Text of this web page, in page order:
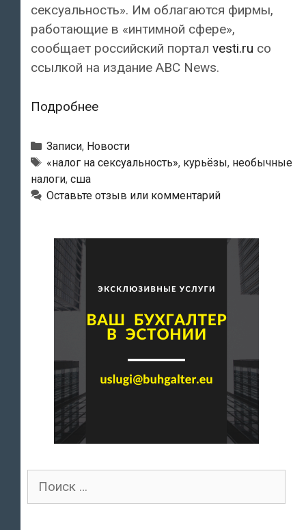
сексуальность». Им облагаются фирмы,
работающие в «интимной сфере»,
сообщает российский портал vesti.ru со
ссылкой на издание ABC News.
ПодробнееАмериканская
отказывается
платить
называемый
на
Рубрики
Записи, Новости
Метки
«налог на сексуальность», курьёзы, необычные
налоги, сша
Оставьте отзыв или комментарий
Поиск